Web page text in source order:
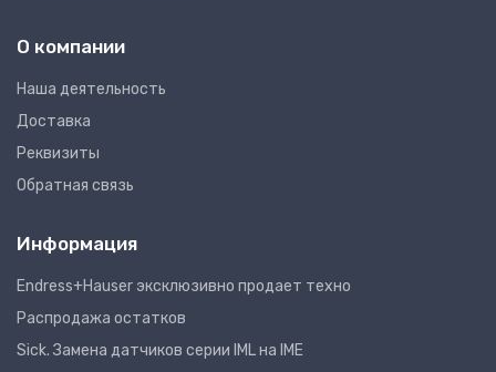
О компании
Наша деятельность
Доставка
Реквизиты
Обратная связь
Информация
Endress+Hauser эксклюзивно продает техно
Распродажа остатков
Sick. Замена датчиков серии IML на IME